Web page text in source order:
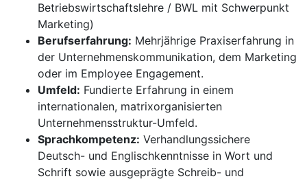
Betriebswirtschaftslehre / BWL mit Schwerpunkt
Marketing)
Berufserfahrung: Mehrjährige Praxiserfahrung in
der Unternehmenskommunikation, dem Marketing
oder im Employee Engagement.
Umfeld: Fundierte Erfahrung in einem
internationalen, matrixorganisierten
Unternehmensstruktur-Umfeld.
Sprachkompetenz: Verhandlungssichere
Deutsch- und Englischkenntnisse in Wort und
Schrift sowie ausgeprägte Schreib- und